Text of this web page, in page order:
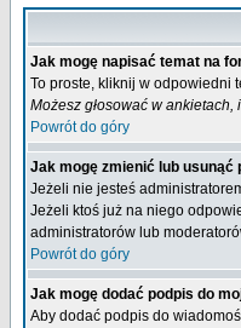
Jak mogę napisać temat na
To proste, kliknij w odpowiedni
Możesz głosować w ankietach,
Powrót do góry
Jak mogę zmienić lub usunąć
Jeżeli nie jesteś
Jeżeli ktoś już na niego
administratorów lub
Powrót do góry
Jak mogę dodać podpis do
Aby dodać podpis do